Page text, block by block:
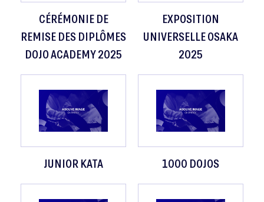
CÉRÉMONIE DE
REMISE DES DIPLÔMES
DOJO ACADEMY 2025
EXPOSITION
UNIVERSELLE OSAKA
2025
JUNIOR KATA 1000 DOJOS